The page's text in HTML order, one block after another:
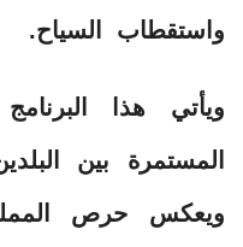
واستقطاب السياح.
ويأتي هذا
المستمرة بين
ويعكس حرص